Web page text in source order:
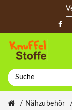
Nähzubehör